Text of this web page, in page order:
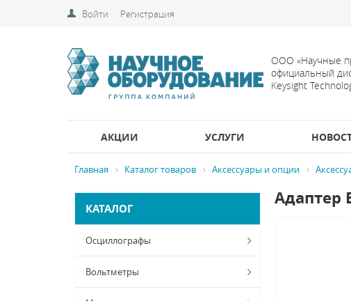
Войти Регистрация
ООО «Научные
официальный
Keysight
АКЦИИ УСЛУГИ
Главная Каталог товаров Аксессуары и опции
КАТАЛОГ
Осциллографы
Вольтметры
Адаптер